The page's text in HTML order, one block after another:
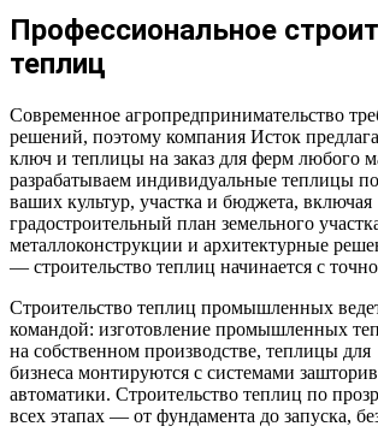
Профессиональное
теплиц
Современное агропредпринимательство
решений, поэтому компания Исток
ключ и теплицы на заказ для ферм любого
разрабатываем индивидуальные теплицы
ваших культур, участка и бюджета, включая
градостроительный план земельного
металлоконструкции и архитектурные
— строительство теплиц начинается с
Строительство теплиц промышленных
командой: изготовление промышленных
на собственном производстве, теплицы для
бизнеса монтируются с системами
автоматики. Строительство теплиц по
всех этапах — от фундамента до запуска,